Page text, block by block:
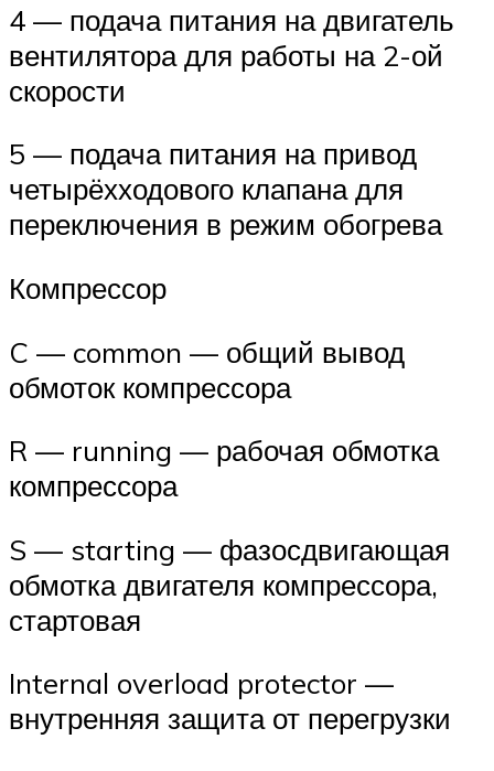
4 — подача питания на двигатель
вентилятора для работы на 2-ой
скорости
5 — подача питания на привод
четырёхходового клапана для
переключения в режим обогрева
Компрессор
C — common — общий вывод
обмоток компрессора
R — running — рабочая обмотка
компрессора
S — starting — фазосдвигающая
обмотка двигателя компрессора,
стартовая
Internal overload protector —
внутренняя защита от перегрузки